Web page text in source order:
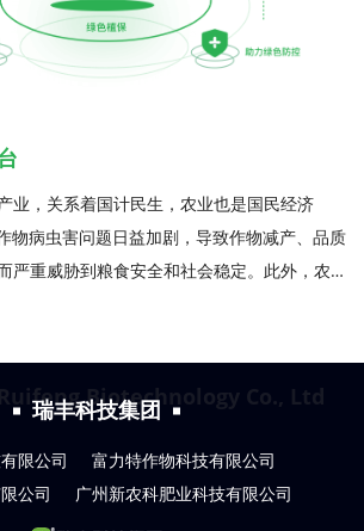
业，关系着国计民生，农业也是国民经济
物病虫害问题日益加剧，导致作物减产、品质
严重威胁到粮食安全和社会稳定。此外，农民
指导，盲目跟风使用农药、科技知识有限，无
防治范畴，忽视绿色防控的重要性，这使得病
。...
Biotechnology Co., Ltd
瑞丰科技集团
限公司
富力特作物科技有限公司
公司
广州新农科肥业科技有限公司